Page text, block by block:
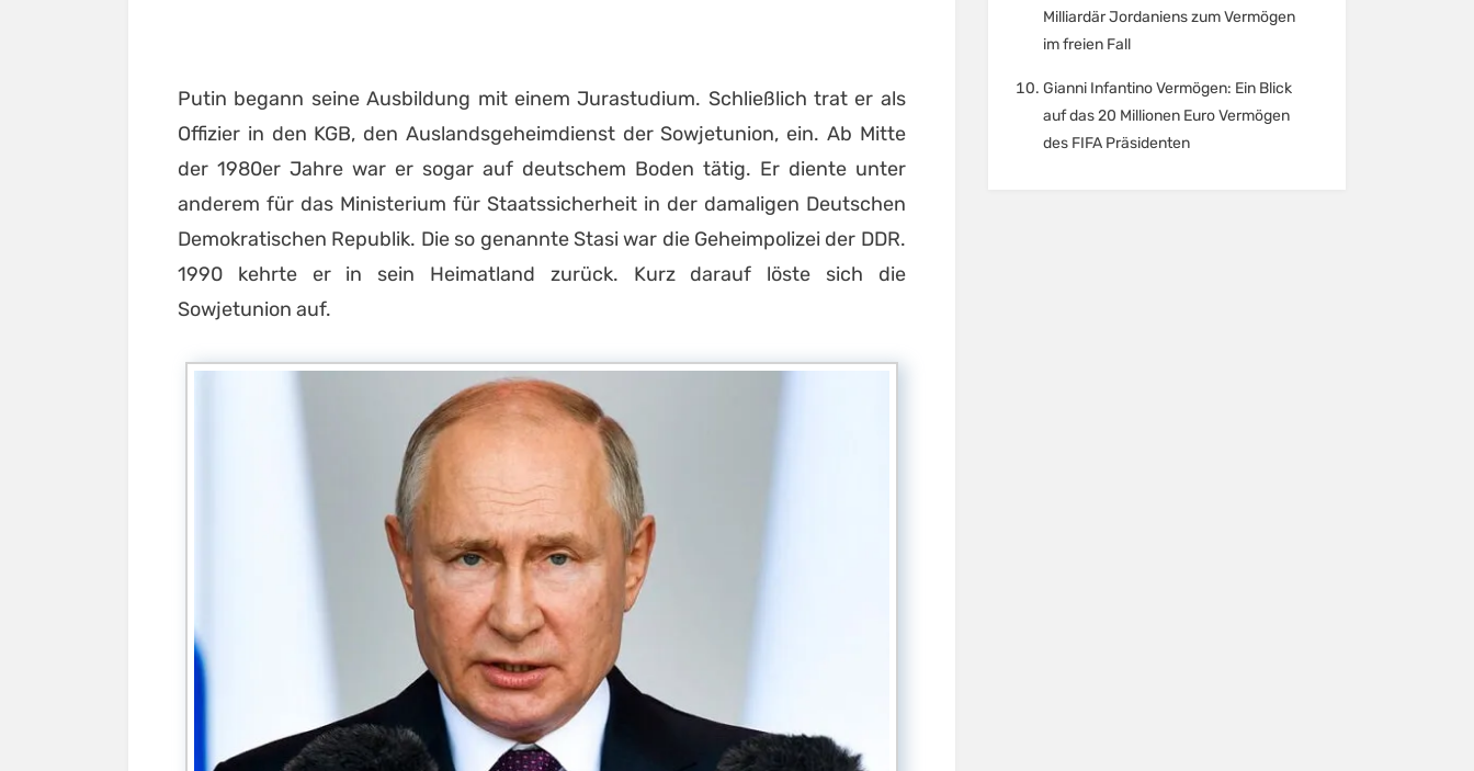
Putin begann seine Ausbildung mit einem Jurastudium. Schließlich trat er als
Offizier in den KGB, den Auslandsgeheimdienst der Sowjetunion, ein. Ab Mitte
der 1980er Jahre war er sogar auf deutschem Boden tätig. Er diente unter
anderem für das Ministerium für Staatssicherheit in der damaligen Deutschen
Demokratischen Republik. Die so genannte Stasi war die Geheimpolizei der DDR.
1990 kehrte er in sein Heimatland zurück. Kurz darauf löste sich die
Sowjetunion auf.
Milliardär Jordaniens zum Vermögen
im freien Fall
Gianni Infantino Vermögen: Ein Blick
auf das 20 Millionen Euro Vermögen
des FIFA Präsidenten